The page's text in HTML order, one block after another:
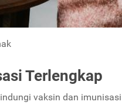
Terlengkap
vaksin dan